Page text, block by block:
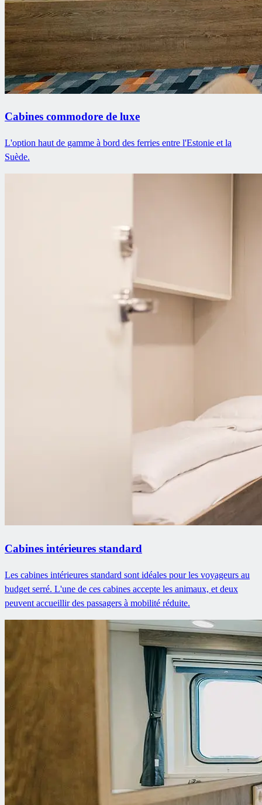
Cabines commodore de luxe
L'option haut de gamme à bord des ferries entre l'Estonie et la
Suède.
Cabines intérieures standard
Les cabines intérieures standard sont idéales pour les voyageurs au
budget serré. L'une de ces cabines accepte les animaux, et deux
peuvent accueillir des passagers à mobilité réduite.